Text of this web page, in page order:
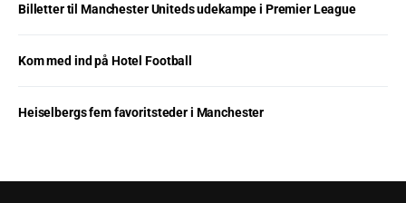
Billetter til Manchester Uniteds udekampe i Premier League
Kom med ind på Hotel Football
Heiselbergs fem favoritsteder i Manchester